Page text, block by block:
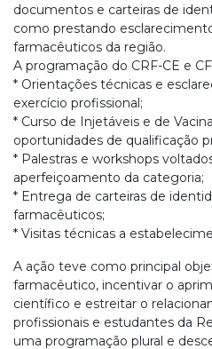
documentos e carteiras de
como prestando
farmacêuticos da região.
A programação do CRF-CE e
* Orientações técnicas e
exercício profissional;
* Curso de Injetáveis e de
oportunidades de qualificação
* Palestras e workshops
aperfeiçoamento da categoria;
* Entrega de carteiras de
farmacêuticos;
* Visitas técnicas a
A ação teve como principal
farmacêutico, incentivar o
científico e estreitar o
profissionais e estudantes da
uma programação plural e